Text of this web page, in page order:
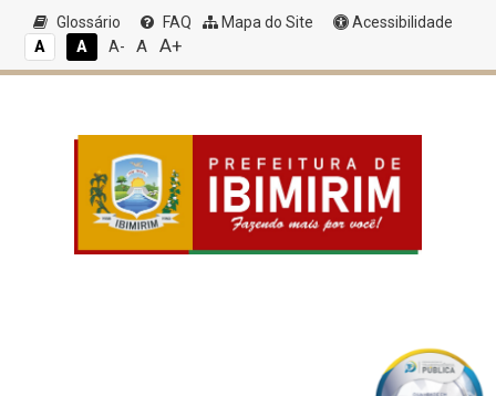
Glossário FAQ Mapa do Site
Acessibilidade
A
A A- A A+